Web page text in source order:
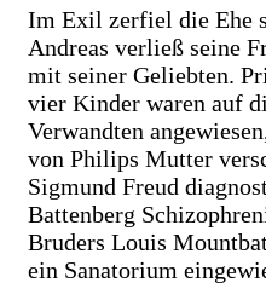
Im Exil zerfiel die Ehe
Andreas verließ seine
mit seiner Geliebten.
vier Kinder waren auf
Verwandten
von Philips Mutter
Sigmund Freud
Battenberg
Bruders Louis
ein Sanatorium